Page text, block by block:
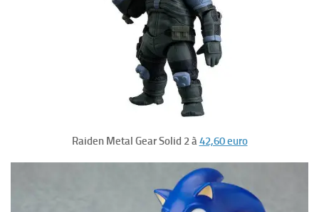
Raiden Metal Gear Solid 2 à42,60 euro